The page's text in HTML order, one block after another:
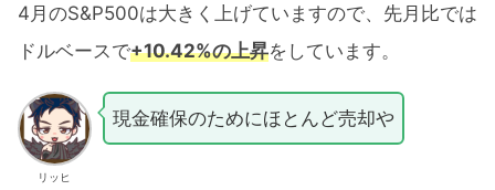
4月のS&P500は大きく上げていますので、先月比では
ドルベースで+10.42%の上昇をしています。
リッヒ
現金確保のためにほとんど売却や